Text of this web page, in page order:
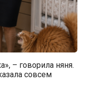
– говорила няня.
совсем